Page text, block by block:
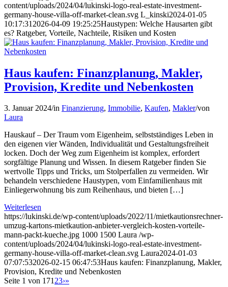
content/uploads/2024/04/lukinski-logo-real-estate-investment-
germany-house-villa-off-market-clean.svg L_kinski2024-01-05
10:17:31 2026-04-09 19:25:25Haustypen: Welche Hausarten gibt
es? Ratgeber, Vorteile, Nachteile, Risiken und Kosten
Haus kaufen: Finanzplanung, Makler,
Provision, Kredite und Nebenkosten
3. Januar 2024/in Finanzierung, Immobilie, Kaufen, Makler/von
Laura
Hauskauf – Der Traum vom Eigenheim, selbstständiges Leben in
den eigenen vier Wänden, Individualität und Gestaltungsfreiheit
locken. Doch der Weg zum Eigenheim ist komplex, erfordert
sorgfältige Planung und Wissen. In diesem Ratgeber finden Sie
wertvolle Tipps und Tricks, um Stolperfallen zu vermeiden. Wir
behandeln verschiedene Haustypen, vom Einfamilienhaus mit
Einliegerwohnung bis zum Reihenhaus, und bieten […]
Weiterlesen
https://lukinski.de/wp-content/uploads/2022/11/mietkautionsrechner-
umzug-kartons-mietkaution-anbieter-vergleich-kosten-vorteile-
mann-packt-kueche.jpg 1000 1500 Laura /wp-
content/uploads/2024/04/lukinski-logo-real-estate-investment-
germany-house-villa-off-market-clean.svg Laura2024-01-03
07:07:532026-02-15 06:47:53Haus kaufen: Finanzplanung, Makler,
Provision, Kredite und Nebenkosten
Seite 1 von 17123›»